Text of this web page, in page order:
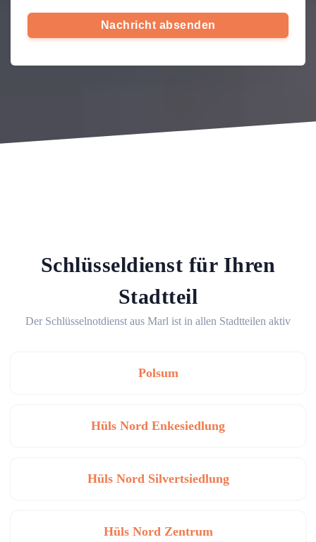
Nachricht absenden
Schlüsseldienst für Ihren
Stadtteil
Der Schlüsselnotdienst aus Marl ist in allen Stadtteilen aktiv
Polsum
Hüls Nord Enkesiedlung
Hüls Nord Silvertsiedlung
Hüls Nord Zentrum